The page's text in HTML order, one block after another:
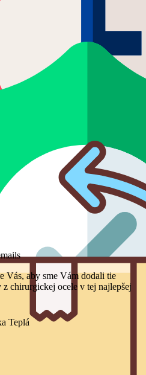
Vás, aby sme Vám dodali tie
chirurgickej ocele v tej najlepšej
Teplá